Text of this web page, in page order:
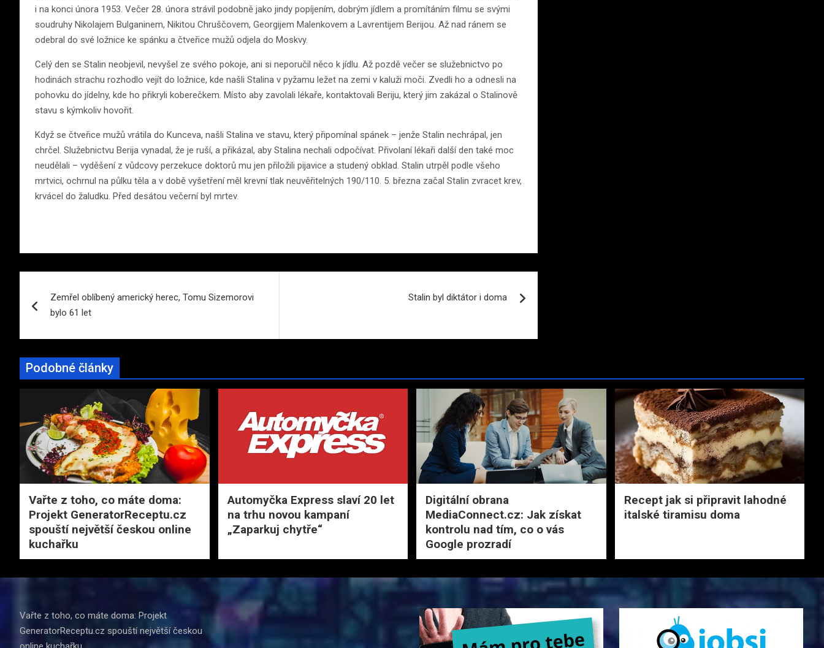
i na konci února 1953. Večer 28. února strávil podobně jako jindy popíjením, dobrým jídlem a promítáním filmu se svými
soudruhy Nikolajem Bulganinem, Nikitou Chruščovem, Georgijem Malenkovem a Lavrentijem Berijou. Až nad ránem se
odebral do své ložnice ke spánku a čtveřice mužů odjela do Moskvy.
Celý den se Stalin neobjevil, nevyšel ze svého pokoje, ani si neporučil něco k jídlu. Až pozdě večer se služebnictvo po
hodinách strachu rozhodlo vejít do ložnice, kde našli Stalina v pyžamu ležet na zemi v kaluži moči. Zvedli ho a odnesli na
pohovku do jídelny, kde ho přikryli koberečkem. Místo aby zavolali lékaře, kontaktovali Beriju, který jim zakázal o Stalinově
stavu s kýmkoliv hovořit.
Když se čtveřice mužů vrátila do Kunceva, našli Stalina ve stavu, který připomínal spánek – jenže Stalin nechrápal, jen
chrčel. Služebnictvu Berija vynadal, že je ruší, a přikázal, aby Stalina nechali odpočívat. Přivolaní lékaři další den také moc
neudělali – vyděšení z vůdcovy perzekuce doktorů mu jen přiložili pijavice a studený obklad. Stalin utrpěl podle všeho
mrtvici, ochrnul na půlku těla a v době vyšetření měl krevní tlak neuvěřitelných 190/110. 5. března začal Stalin zvracet krev,
krvácel do žaludku. Před desátou večerní byl mrtev.
pro
příspěvek
Zemřel oblíbený americký herec, Tomu Sizemorovi
bylo 61 let
Stalin byl diktátor i doma
Podobné články
Vařte z toho, co máte doma:
Projekt GeneratorReceptu.cz
spouští největší českou online
kuchařku
Automyčka Express slaví 20 let
na trhu novou kampaní
„Zaparkuj chytře“
Digitální obrana
MediaConnect.cz: Jak získat
kontrolu nad tím, co o vás
Google prozradí
Recept jak si připravit lahodné
italské tiramisu doma
Vařte z toho, co máte doma: Projekt
GeneratorReceptu.cz spouští největší českou